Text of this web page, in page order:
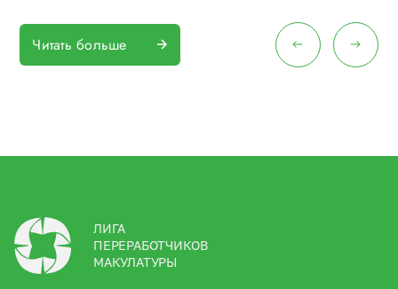
Читать больше
ЛИГА
ПЕРЕРАБОТЧИКОВ
МАКУЛАТУРЫ